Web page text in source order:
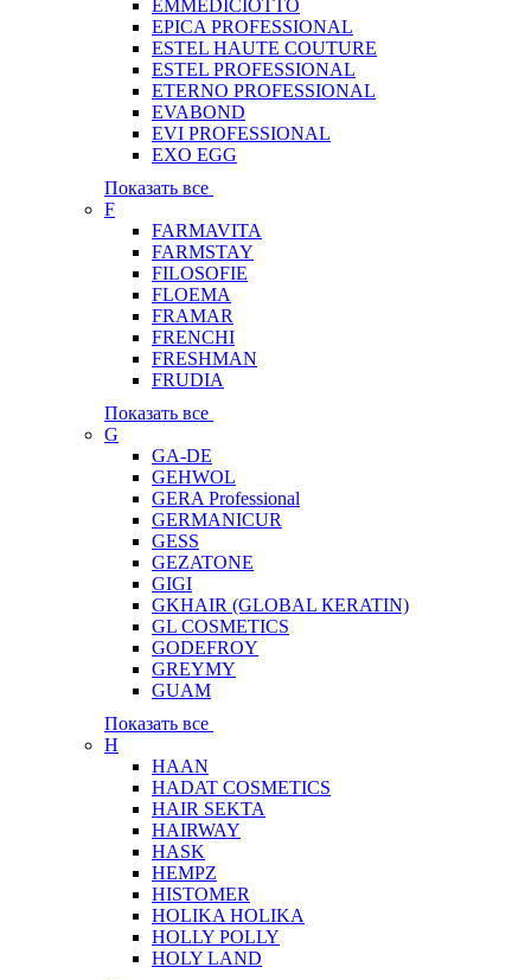
EMMEDICIOTTO
EPICA PROFESSIONAL
ESTEL HAUTE COUTURE
ESTEL PROFESSIONAL
ETERNO PROFESSIONAL
EVABOND
EVI PROFESSIONAL
EXO EGG
Показать все
F
FARMAVITA
FARMSTAY
FILOSOFIE
FLOEMA
FRAMAR
FRENCHI
FRESHMAN
FRUDIA
Показать все
G
GA-DE
GEHWOL
GERA Professional
GERMANICUR
GESS
GEZATONE
GIGI
GKHAIR (GLOBAL КЕRATIN)
GL COSMETICS
GODEFROY
GREYMY
GUAM
Показать все
H
HAAN
HADAT COSMETICS
HAIR SEKTA
HAIRWAY
HASK
HEMPZ
HISTOMER
HOLIKA HOLIKA
HOLLY POLLY
HOLY LAND